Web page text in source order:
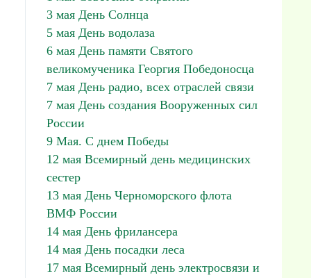
3 мая День Солнца
5 мая День водолаза
6 мая День памяти Святого
великомученика Георгия Победоносца
7 мая День радио, всех отраслей связи
7 мая День создания Вооруженных сил
России
9 Мая. С днем Победы
12 мая Всемирный день медицинских
сестер
13 мая День Черноморского флота
ВМФ России
14 мая День фрилансера
14 мая День посадки леса
17 мая Всемирный день электросвязи и